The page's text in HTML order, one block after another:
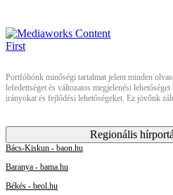
Portfóliónk minőségi tartalmat jelent minden
lefedettséget és változatos megjelenési
irányokat és fejlődési lehetőségeket. Ez jövőnk
Regionális
Bács-Kiskun - baon.hu
Baranya - bama.hu
Békés - beol.hu